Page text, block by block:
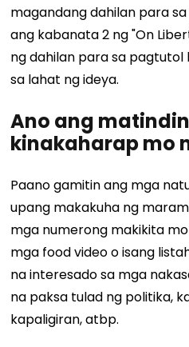
magandang dahilan para
ang kabanata 2 ng "On
ng dahilan para sa
sa lahat ng ideya.
Ano ang
kinakaharap mo
Paano gamitin ang mga
upang makakuha ng
mga numerong makikita
mga food video o isang
na interesado sa mga
na paksa tulad ng politika,
kapaligiran, atbp.